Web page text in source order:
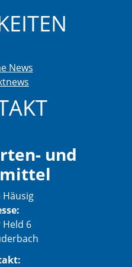
News
und
6